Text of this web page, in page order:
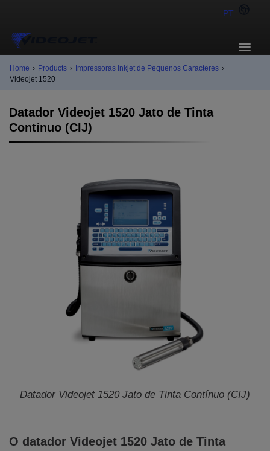
PT
Home › Products › Impressoras Inkjet de Pequenos Caracteres ›
Videojet 1520
Datador Videojet 1520 Jato de Tinta
Contínuo (CIJ)
Datador Videojet 1520 Jato de Tinta Contínuo (CIJ)
O datador Videojet 1520 Jato de Tinta